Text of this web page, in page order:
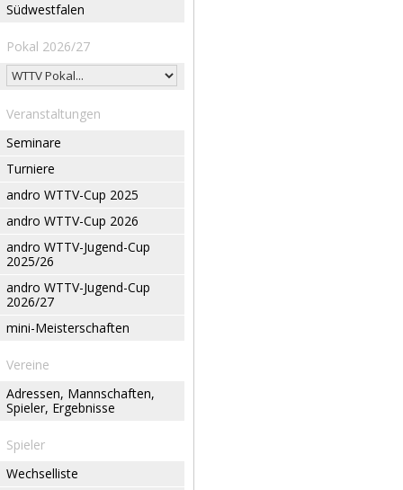
Südwestfalen
Pokal 2026/27
Veranstaltungen
Seminare
Turniere
andro WTTV-Cup 2025
andro WTTV-Cup 2026
andro WTTV-Jugend-Cup
2025/26
andro WTTV-Jugend-Cup
2026/27
mini-Meisterschaften
Vereine
Adressen, Mannschaften,
Spieler, Ergebnisse
Spieler
Wechselliste